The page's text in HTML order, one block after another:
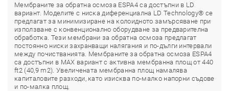
Мембраните за обратна осмоза ESPA4 са достъпни в LD
вариант. Моделите с ниска диференциална LD Technology® се
предлагат за минимизиране на колоидното замърсяване при
използване с конвенционално оборудване за предварителна
обработка. Тези мембрани за обратна осмоза предлагат
постоянно ниски захранващи налягания и по-дълги интервали
между почистванията. Мембраните за обратна осмоза ESPA4
са достъпни в MAX вариант с активна мембранна площ от 440
ft2 (40,9 m2). Увеличената мембранна площ намалява
капиталовите разходи, като изисква по-малко напорни съдове
и по-малка площ.